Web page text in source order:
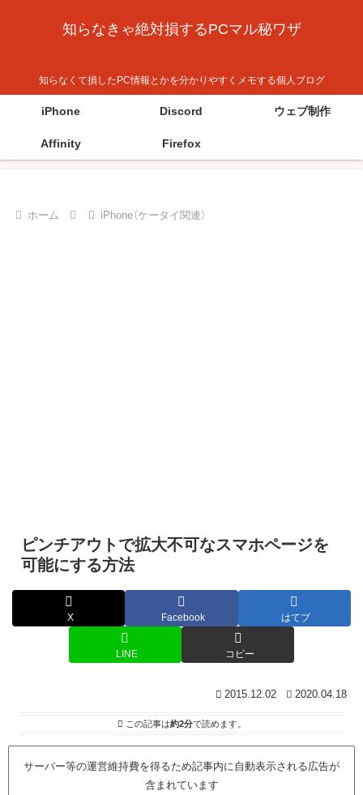
知らなきゃ絶対損するPCマル秘ワザ
知らなくて損したPC情報とかを分かりやすくメモする個人ブログ
iPhone Discord ウェブ制作
Affinity Firefox
ホーム iPhone（ケータイ関連）
ピンチアウトで拡大不可なスマホページを
可能にする方法
X Facebook はてブ
LINE コピー
2015.12.02 2020.04.18
この記事は約2分で読めます。
サーバー等の運営維持費を得るため記事内に自動表示される広告が
含まれています